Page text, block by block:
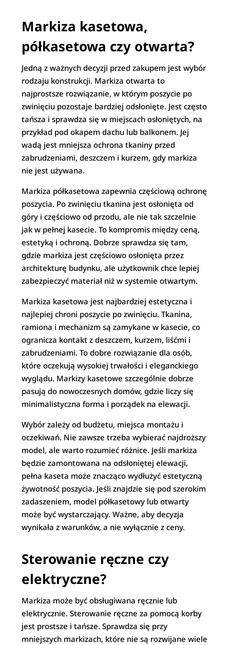
Markiza kasetowa,
półkasetowa czy otwarta?
Jedną z ważnych decyzji przed zakupem jest wybór
rodzaju konstrukcji. Markiza otwarta to
najprostsze rozwiązanie, w którym poszycie po
zwinięciu pozostaje bardziej odsłonięte. Jest często
tańsza i sprawdza się w miejscach osłoniętych, na
przykład pod okapem dachu lub balkonem. Jej
wadą jest mniejsza ochrona tkaniny przed
zabrudzeniami, deszczem i kurzem, gdy markiza
nie jest używana.
Markiza półkasetowa zapewnia częściową ochronę
poszycia. Po zwinięciu tkanina jest osłonięta od
góry i częściowo od przodu, ale nie tak szczelnie
jak w pełnej kasecie. To kompromis między ceną,
estetyką i ochroną. Dobrze sprawdza się tam,
gdzie markiza jest częściowo osłonięta przez
architekturę budynku, ale użytkownik chce lepiej
zabezpieczyć materiał niż w systemie otwartym.
Markiza kasetowa jest najbardziej estetyczna i
najlepiej chroni poszycie po zwinięciu. Tkanina,
ramiona i mechanizm są zamykane w kasecie, co
ogranicza kontakt z deszczem, kurzem, liśćmi i
zabrudzeniami. To dobre rozwiązanie dla osób,
które oczekują wysokiej trwałości i eleganckiego
wyglądu. Markizy kasetowe szczególnie dobrze
pasują do nowoczesnych domów, gdzie liczy się
minimalistyczna forma i porządek na elewacji.
Wybór zależy od budżetu, miejsca montażu i
oczekiwań. Nie zawsze trzeba wybierać najdroższy
model, ale warto rozumieć różnice. Jeśli markiza
będzie zamontowana na odsłoniętej elewacji,
pełna kaseta może znacząco wydłużyć estetyczną
żywotność poszycia. Jeśli znajdzie się pod szerokim
zadaszeniem, model półkasetowy lub otwarty
może być wystarczający. Ważne, aby decyzja
wynikała z warunków, a nie wyłącznie z ceny.
Sterowanie ręczne czy
elektryczne?
Markiza może być obsługiwana ręcznie lub
elektrycznie. Sterowanie ręczne za pomocą korby
jest prostsze i tańsze. Sprawdza się przy
mniejszych markizach, które nie są rozwijane wiele